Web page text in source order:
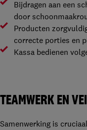
Bijdragen aan een
door
Producten
correcte porties en
Kassa bedienen
TEAMWERK EN
Samenwerking is